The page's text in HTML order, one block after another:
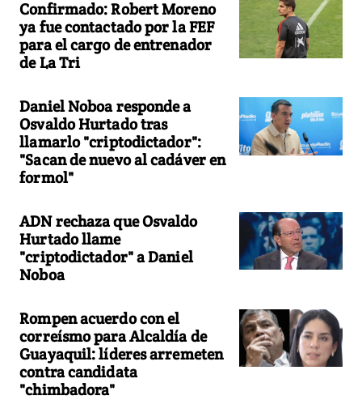
Confirmado: Robert Moreno
ya fue contactado por la FEF
para el cargo de entrenador
de La Tri
Daniel Noboa responde a
Osvaldo Hurtado tras
llamarlo "criptodictador":
"Sacan de nuevo al cadáver en
formol"
ADN rechaza que Osvaldo
Hurtado llame
"criptodictador" a Daniel
Noboa
Rompen acuerdo con el
correísmo para Alcaldía de
Guayaquil: líderes arremeten
contra candidata
"chimbadora"